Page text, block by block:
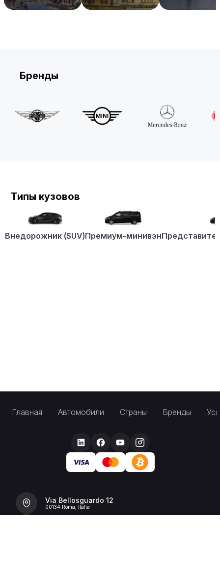
Бренды
Типы кузовов
Внедорожник (SUV)Премиум-минивэн
Главная Автомобили Страны Бренды
Via Bellosguardo 12
00134 Roma, Italia